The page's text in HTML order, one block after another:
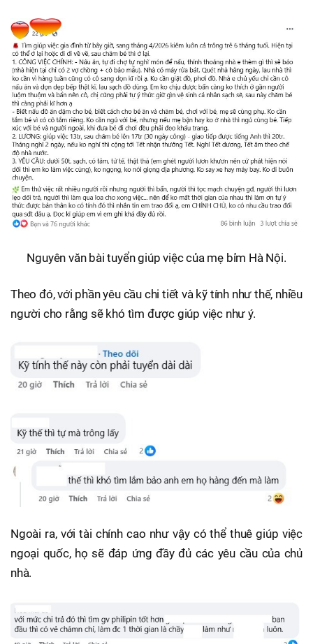
Nguyên văn bài tuyển giúp việc của mẹ bỉm Hà Nội.
Theo đó, với phần yêu cầu chi tiết và kỹ tính như thế, nhiều
người cho rằng sẽ khó tìm được giúp việc như ý.
Ngoài ra, với tài chính cao như vậy có thể thuê giúp việc
ngoại quốc, họ sẽ đáp ứng đầy đủ các yêu cầu của chủ
nhà.